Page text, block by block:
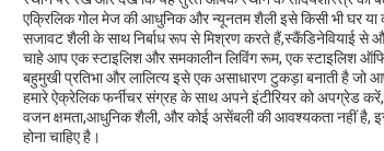
एक्रिलिक गोल मेज की आधुनिक और न्यूनतम शैली इसे किसी भी घर या
सजावट शैली के साथ निर्बाध रूप से मिश्रण करते हैं,स्कैंडिनेवियाई से
चाहे आप एक स्टाइलिश और समकालीन लिविंग रूम, एक स्टाइलिश
बहुमुखी प्रतिभा और लालित्य इसे एक असाधारण टुकड़ा बनाती है जो
हमारे ऐक्रेलिक फर्नीचर संग्रह के साथ अपने इंटीरियर को अपग्रेड
वजन क्षमता,आधुनिक शैली, और कोई असेंबली की आवश्यकता नहीं है,
होना चाहिए है।